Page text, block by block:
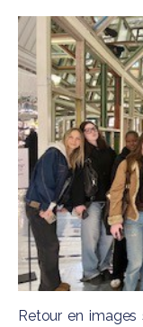
Retour en images